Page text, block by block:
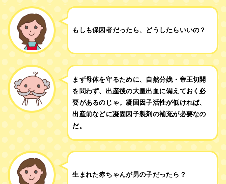
もしも保因者だったら、どうしたらいいの？
まず母体を守るために、自然分娩・帝王切開
を問わず、出産後の大量出血に備えておく必
要があるのじゃ。凝固因子活性が低ければ、
出産前などに凝固因子製剤の補充が必要なの
だ。
生まれた赤ちゃんが男の子だったら？